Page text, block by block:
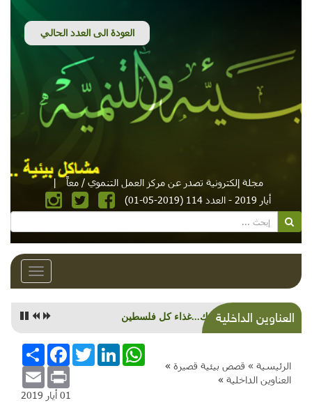
مجلة إلكترونية تصدر عن مركز العمل التنموي / معاً
|
أيار 2019 - العدد 114 (2019-05-01)
Toggle
العناوين الداخليةالسمك...غذاء كل فلسطين
الرئيسية » قصص بيئية قصيرة »
العناوين الداخلية »
انشر
FacebookTwitterLinkedInWhatsApp
Email Print
01 أيار 2019